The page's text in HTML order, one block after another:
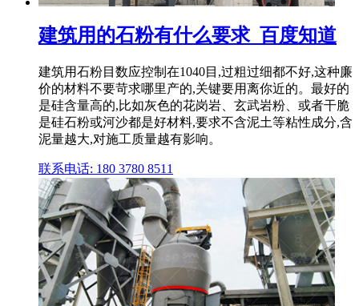
建筑用的石粉有什么要求_百度知道
建筑用石粉目数应控制在1040目,过粗过细都不好,这种廉
价的材料不要苛求哪里产的,关键要用离你近的。最好的
是硅含量高的,比如灰色的花岗岩、玄武岩粉、或者干脆
是硅石粉或河沙都是好材料,要求不含泥土等粘性成分,含
泥量越大,对施工质量越有影响。
联系电话: 180 3780 8511